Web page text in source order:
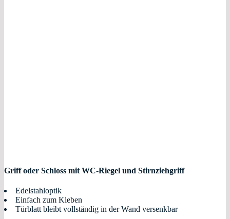
Griff oder Schloss mit WC-Riegel und Stirnziehgriff
Edelstahloptik
Einfach zum Kleben
Türblatt bleibt vollständig in der Wand versenkbar